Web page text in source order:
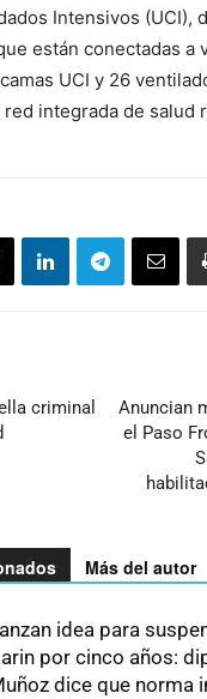
Intensivos (UCI),
están conectadas a
UCI y 26
integrada de salud
criminal
Anuncian
el Paso
Más del autor
idea para
por cinco años:
dice que norma